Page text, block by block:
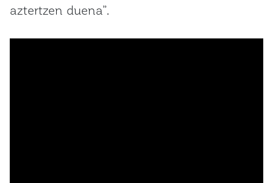
aztertzen duena”.